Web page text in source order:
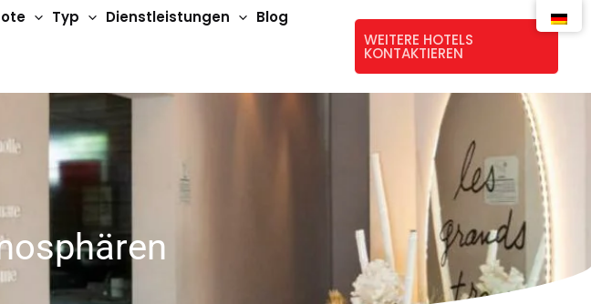
Typ Dienstleistungen Blog
WEITERE HOTELS
KONTAKTIEREN